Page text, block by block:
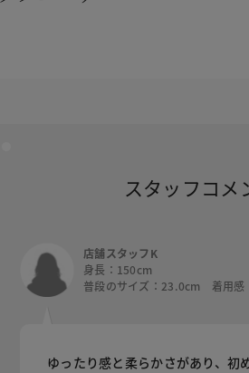
スタッフコメ
店舗スタッフK
身長：150cm
普段のサイズ：23.0cm 着用感
ゆったり感と柔らかさがあり、初